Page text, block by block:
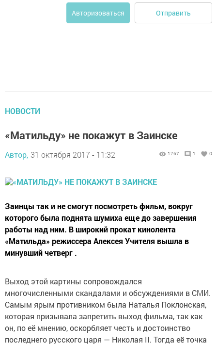
Авторизоваться Отправить
НОВОСТИ
«Матильду» не покажут в Заинске
Автор, 31 октября 2017 - 11:32 1767 1 0
Заинцы так и не смогут посмотреть фильм, вокруг
которого была поднята шумиха еще до завершения
работы над ним. В широкий прокат кинолента
«Матильда» режиссера Алексея Учителя вышла в
минувший четверг .
Выход этой картины сопровождался
многочисленными скандалами и обсуждениями в СМИ.
Самым ярым противником была Наталья Поклонская,
которая призывала запретить выход фильма, так как
он, по её мнению, оскорбляет честь и достоинство
последнего русского царя — Николая II. Тогда её точка